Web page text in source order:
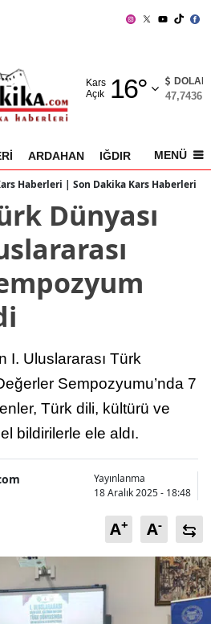
Kars
Açık
16°
Adıyaman
Ağrı
Amasya
Ankara
Antalya
Artvin
Bilecik
Bingöl
Bitlis
Bolu
Bursa
Çankırı
DOLAR
47,7436
ARDAHAN IĞDIR AKYAKA
MENÜ
Haberleri | Son Dakika Kars Haberleri
Dünyası
I. Uluslararası Türk
Sempozyumu’nda 7
Türk dili, kültürü ve
bildirilerle ele aldı.
Yayınlanma
18 Aralık 2025 - 18:48
A+ A-